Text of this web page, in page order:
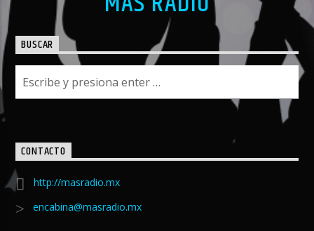
BUSCAR
CONTACTO
http://masradio.mx
encabina@masradio.mx